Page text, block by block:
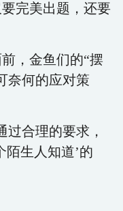
完美出题，还要
，金鱼们的“摆
奈何的应对策
过合理的要求，
陌生人知道’的